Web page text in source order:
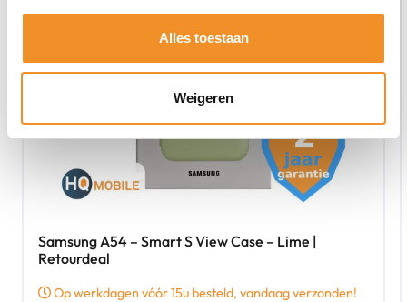
Alles toestaan
Weigeren
Samsung A54 – Smart S View Case – Lime |
Retourdeal
Op werkdagen vóór 15u besteld, vandaag verzonden!